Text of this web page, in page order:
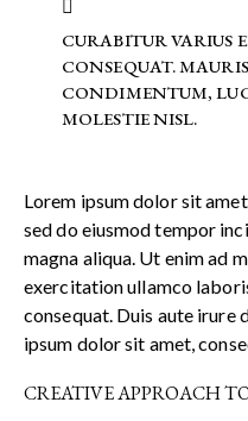
CURABITUR VARIUS
CONSEQUAT.
CONDIMENTUM,
MOLESTIE NISL.
Lorem ipsum dolor sit
sed do eiusmod tempor
magna aliqua. Ut enim ad
exercitation ullamco
consequat. Duis aute irure
ipsum dolor sit amet,
CREATIVE APPROACH